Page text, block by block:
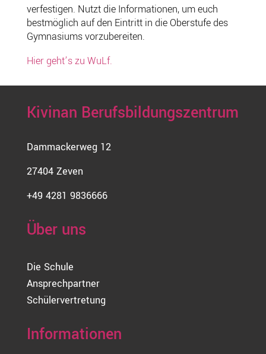
verfestigen. Nutzt die Informationen, um euch
bestmöglich auf den Eintritt in die Oberstufe des
Gymnasiums vorzubereiten.
Hier geht’s zu WuLf.
Kivinan Berufsbildungszentrum
Dammackerweg 12
27404 Zeven
+49 4281 9836666
Über uns
Die Schule
Ansprechpartner
Schülervertretung
Informationen